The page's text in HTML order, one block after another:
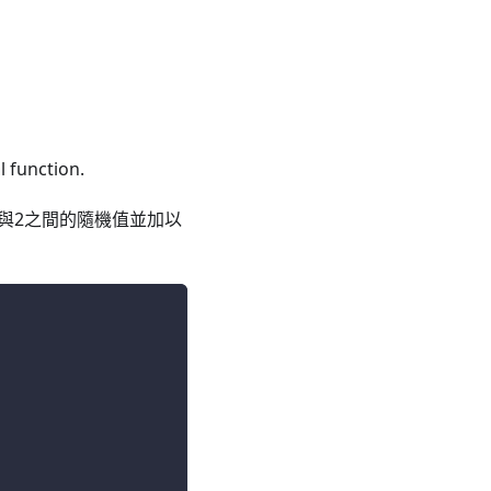
function.
2之間的隨機值並加以